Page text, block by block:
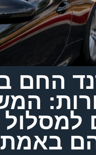
החם
למסלול
באמת